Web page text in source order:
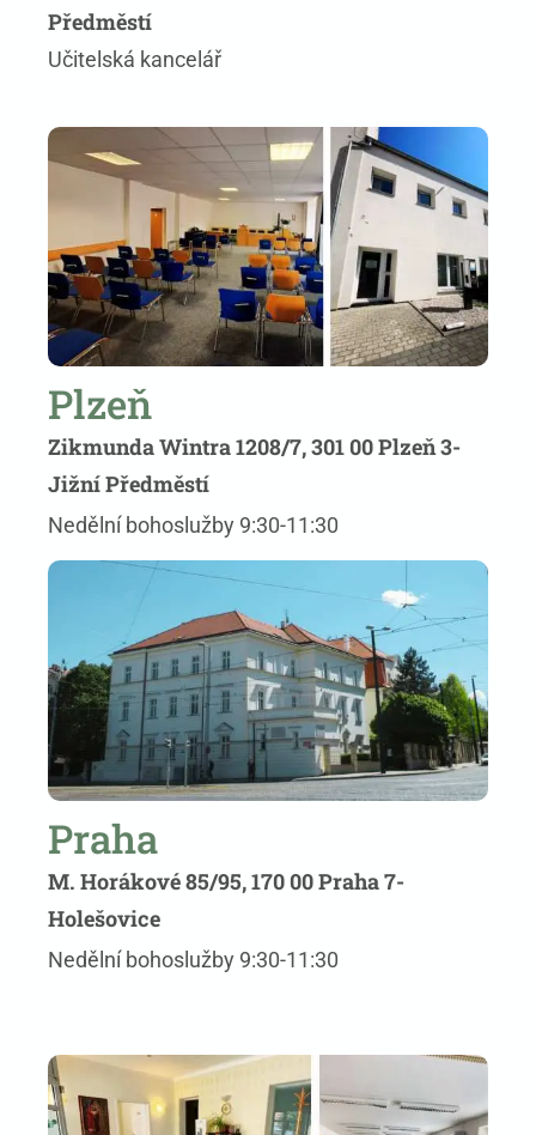
Předměstí
Učitelská kancelář
Plzeň
Zikmunda Wintra 1208/7, 301 00 Plzeň 3-
Jižní Předměstí
Nedělní bohoslužby 9:30-11:30
Praha
M. Horákové 85/95, 170 00 Praha 7-
Holešovice
Nedělní bohoslužby 9:30-11:30